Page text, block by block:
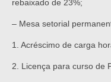
rebaixado de 23%;
– Mesa setorial
1. Acréscimo de carga
2. Licença para curso de